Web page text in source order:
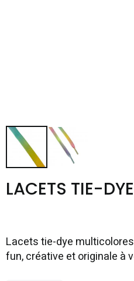
LACETS TIE-DYE
Lacets tie-dye
fun, créative et originale à